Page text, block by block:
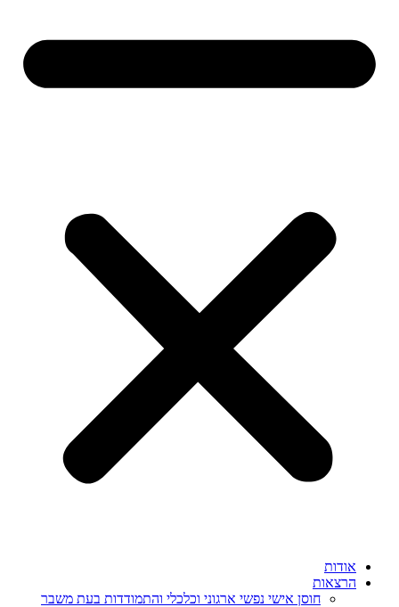
אודות
הרצאות
חוסן אישי נפשי ארגוני וכלכלי והתמודדות בעת משבר